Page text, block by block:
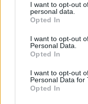
disclose it to other
Please note that this
services and may
not limited to your visit
grant or deny consent
consent section.
I want to opt-out
personal data.
Opted In
I want to opt-out
Personal Data.
Opted In
I want to opt-out
Personal Data for
Opted In
Leggi anche